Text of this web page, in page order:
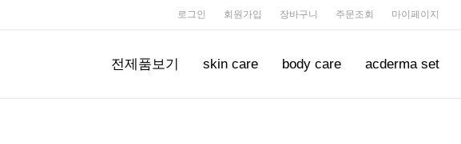
로그인 회원가입 장바구니 주문조회 마이페이지
전제품보기 skin care body care acderma set